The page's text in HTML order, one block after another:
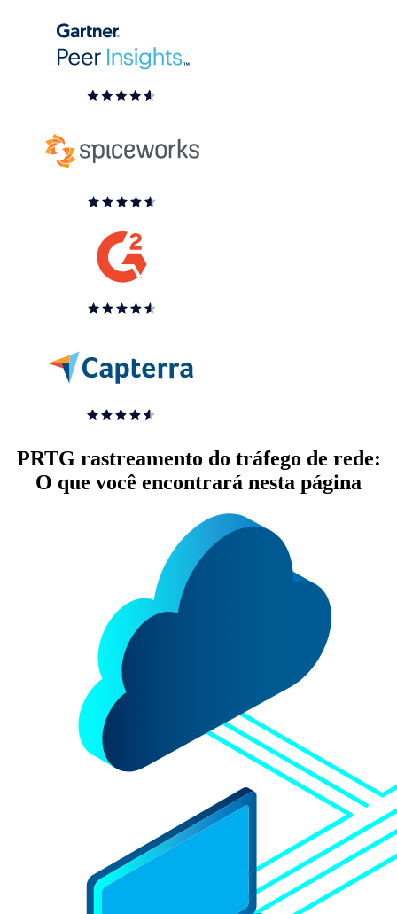
PRTG rastreamento do tráfego de rede:
O que você encontrará nesta página